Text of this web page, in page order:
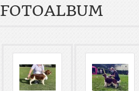
FOTOALBUM